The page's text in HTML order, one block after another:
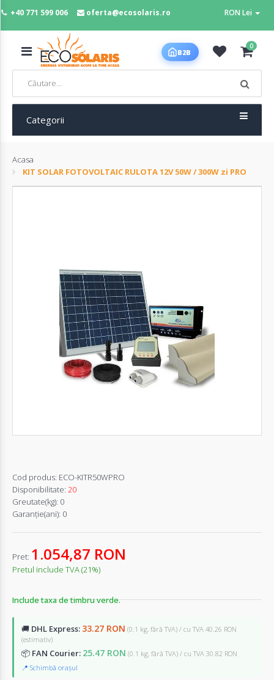
+40 771 599 006 oferta@ecosolaris.ro RON Lei
MENIU
Panouri
fotovoltaice
Sisteme
fotovoltaice
Înregistrează-
B2B
0
Categorii
Acasa
KIT SOLAR FOTOVOLTAIC RULOTA 12V 50W / 300W zi PRO
Cod produs: ECO-KITR50WPRO
Disponibilitate: 20
Greutate(kg): 0
Garanţie(ani): 0
Pret: 1.054,87 RON
Pretul include TVA (21%)
Include taxa de timbru verde.
🚚 DHL Express: 33.27 RON (0.1 kg, fără TVA) / cu TVA 40.26 RON
(estimativ)
📦 FAN Courier: 25.47 RON (0.1 kg, fără TVA) / cu TVA 30.82 RON
📍 Schimbă orașul